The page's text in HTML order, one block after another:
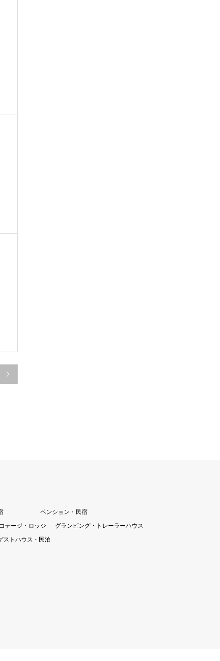

ペンション・民宿
テージ・ロッジ
グランピング・トレーラーハウス
ストハウス・民泊